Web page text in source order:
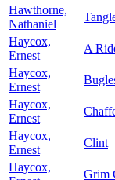
Hawthorne,
Nathaniel
Haycox,
Ernest
A
Haycox,
Ernest
Haycox,
Ernest
Haycox,
Ernest
Clint
Haycox,
Grim